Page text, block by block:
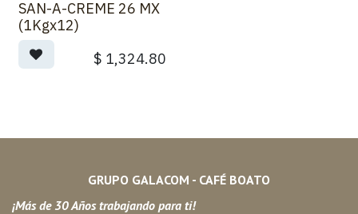
SAN-A-CREME 26 MX
(1Kgx12)
$ 1,324.80
GRUPO GALACOM - CAFÉ BOATO
¡Más de 30 Años trabajando para ti!